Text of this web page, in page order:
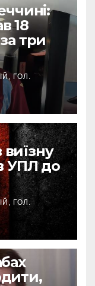
18
три
ГОЛ.
УПЛ до
ГОЛ.